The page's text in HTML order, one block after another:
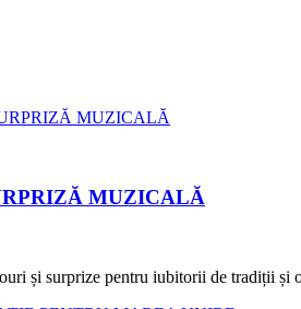
MUZICALĂ
și surprize pentru iubitorii de tradiții și